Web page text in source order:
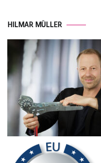
HILMAR MÜLLER